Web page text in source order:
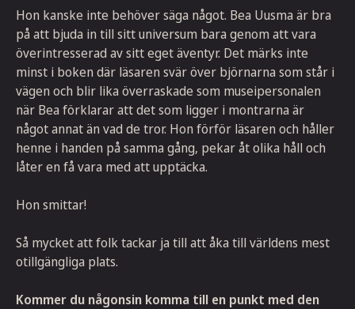
Hon kanske inte behöver säga något. Bea Uusma är bra
på att bjuda in till sitt universum bara genom att vara
överintresserad av sitt eget äventyr. Det märks inte
minst i boken där läsaren svär över björnarna som står i
vägen och blir lika överraskade som museipersonalen
när Bea förklarar att det som ligger i montrarna är
något annat än vad de tror. Hon förför läsaren och håller
henne i handen på samma gång, pekar åt olika håll och
låter en få vara med att upptäcka.
Hon smittar!
Så mycket att folk tackar ja till att åka till världens mest
otillgängliga plats.
Kommer du någonsin komma till en punkt med den